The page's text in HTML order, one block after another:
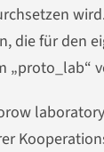
die für den
„proto_lab“